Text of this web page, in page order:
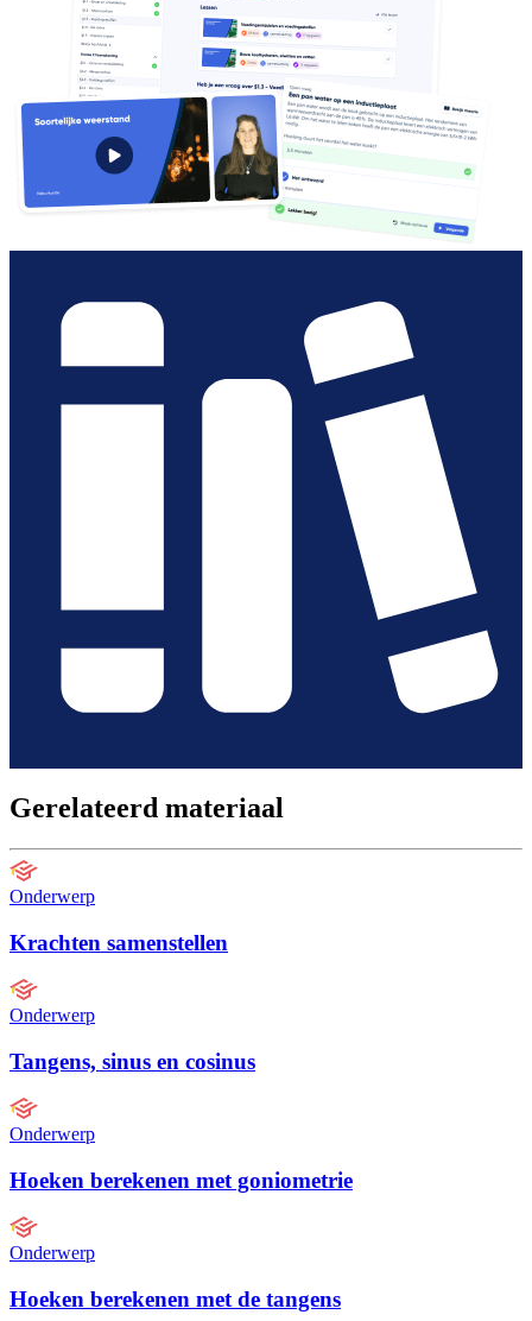
Gerelateerd materiaal
Onderwerp
Krachten samenstellen
Onderwerp
Tangens, sinus en cosinus
Onderwerp
Hoeken berekenen met goniometrie
Onderwerp
Hoeken berekenen met de tangens